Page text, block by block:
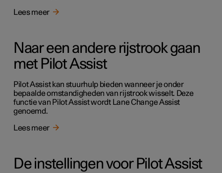
Lees meer
Naar een andere rijstrook gaan
met Pilot Assist
Pilot Assist kan stuurhulp bieden wanneer je onder
bepaalde omstandigheden van rijstrook wisselt. Deze
functie van Pilot Assist wordt Lane Change Assist
genoemd.
Lees meer
De instellingen voor Pilot Assist